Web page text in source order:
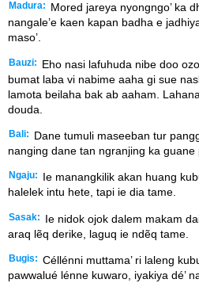
Madura:
Mored jareya nyongngo’ ka
nangale’e kaen kapan badha e
maso’.
Bauzi:
Eho nasi lafuhuda nibe doo
bumat laba vi nabime aaha gi sue
lamota beilaha bak ab aaham.
douda.
Bali:
Dane tumuli maseeban tur
nanging dane tan ngranjing ka guane
Ngaju:
Ie manangkilik akan huang
halelek intu hete, tapi ie dia tame.
Sasak:
Ie nidok ojok dalem makam
araq lẽq derike, laguq ie ndẽq tame.
Bugis: Céllénni muttama’ ri laleng
pawwalué lénne kuwaro, iyakiya dé’